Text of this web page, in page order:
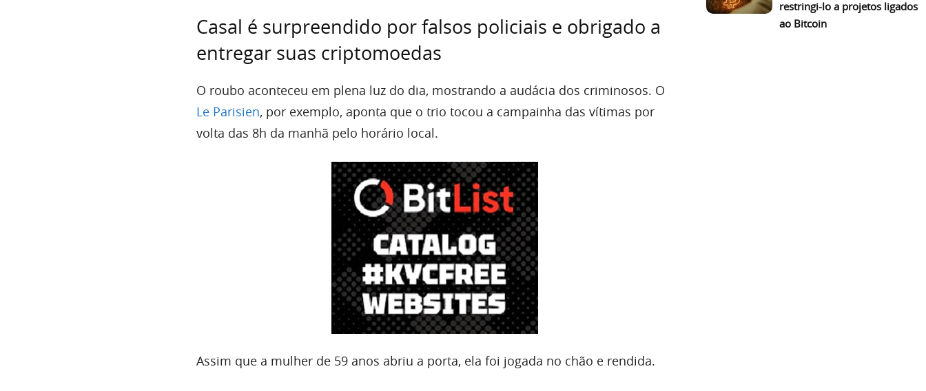
Casal é surpreendido por falsos policiais e obrigado a
entregar suas criptomoedas
O roubo aconteceu em plena luz do dia, mostrando a audácia dos criminosos. O
Le Parisien, por exemplo, aponta que o trio tocou a campainha das vítimas por
volta das 8h da manhã pelo horário local.
Assim que a mulher de 59 anos abriu a porta, ela foi jogada no chão e rendida.
restringi-lo a projetos ligados
ao Bitcoin